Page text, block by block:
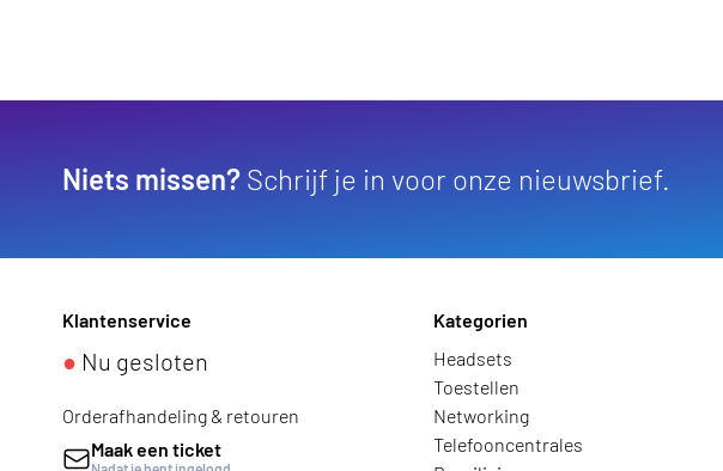
Niets missen? Schrijf je in voor onze nieuwsbrief.
Klantenservice
● Nu gesloten
Orderafhandeling & retouren
Maak een ticket
Kategorien
Headsets
Toestellen
Networking
Telefooncentrales